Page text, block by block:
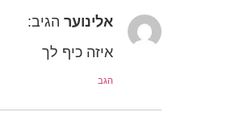
אלינוער הגיב:
איזה כיף לך
הגב